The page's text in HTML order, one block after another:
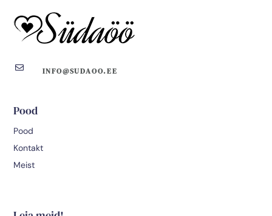
 INFO@SUDAOO.EE
Pood
Pood
Kontakt
Meist